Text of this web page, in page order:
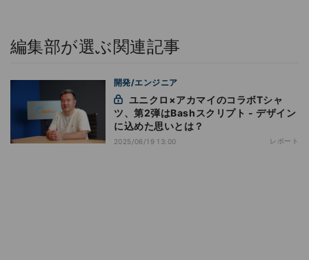
編集部が選ぶ関連記事
開発/エンジニア
ツ、第2弾はBashスクリプト - デザイン
に込めた思いとは？
2025/06/19 13:00 レポート